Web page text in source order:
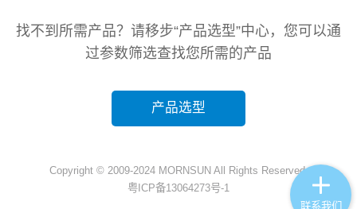
找不到所需产品？请移步“产品选型”中心，您可以通
过参数筛选查找您所需的产品
产品选型
Copyright © 2009-2024 MORNSUN All Rights Reserved.
粤ICP备13064273号-1
联系我们